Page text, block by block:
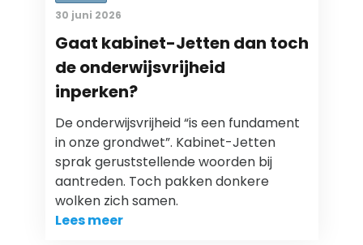
30 juni 2026
Gaat kabinet-Jetten dan toch
de onderwijsvrijheid
inperken?
De onderwijsvrijheid “is een fundament
in onze grondwet”. Kabinet-Jetten
sprak geruststellende woorden bij
aantreden. Toch pakken donkere
wolken zich samen.
Lees meer